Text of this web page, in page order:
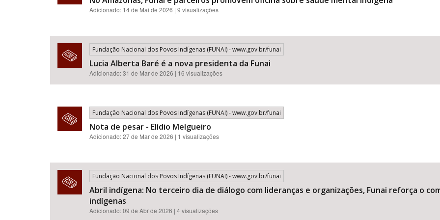
Adicionado: 14 de Mai de 2026 | 9 visualizações
Fundação Nacional dos Povos Indígenas (FUNAI) - www.gov.br/funai
Lucia Alberta Baré é a nova presidenta da Funai
Adicionado: 31 de Mar de 2026 | 16 visualizações
Fundação Nacional dos Povos Indígenas (FUNAI) - www.gov.br/funai
Nota de pesar - Elídio Melgueiro
Adicionado: 27 de Mar de 2026 | 1 visualizações
Fundação Nacional dos Povos Indígenas (FUNAI) - www.gov.br/funai
Abril indígena: No terceiro dia de diálogo com lideranças e organizações, Funai reforça o
indígenas
Adicionado: 09 de Abr de 2026 | 4 visualizações